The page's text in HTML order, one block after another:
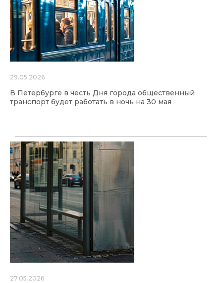
29.05.2026
В Петербурге в честь Дня города общественный
транспорт будет работать в ночь на 30 мая
27.05.2026